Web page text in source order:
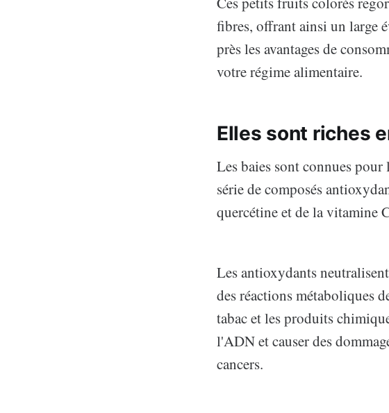
fibres, offrant ainsi un large
près les avantages de
votre régime alimentaire.
Elles sont riches
Les baies sont connues
série de composés
quercétine et de la vitamine
Les antioxydants
des réactions métaboliques
tabac et les produits
l'ADN et causer des
cancers.